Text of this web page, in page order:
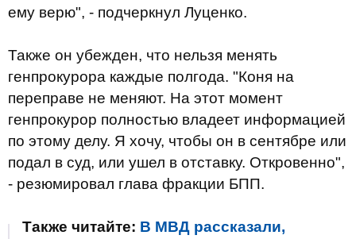
ему верю", - подчеркнул Луценко.
Также он убежден, что нельзя менять
генпрокурора каждые полгода. "Коня на
переправе не меняют. На этот момент
генпрокурор полностью владеет информацией
по этому делу. Я хочу, чтобы он в сентябре или
подал в суд, или ушел в отставку. Откровенно",
- резюмировал глава фракции БПП.
Также читайте: В МВД рассказали,